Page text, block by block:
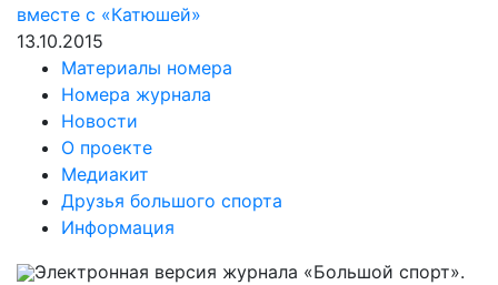
вместе с «Катюшей»
13.10.2015
Материалы номера
Номера журнала
Новости
О проекте
Медиакит
Друзья большого спорта
Информация
Электронная версия журнала «Большой спорт».